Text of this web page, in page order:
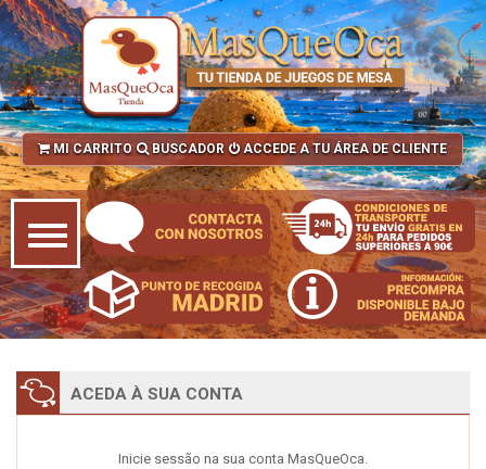
MI CARRITO BUSCADOR ACCEDE A TU ÁREA DE CLIENTE
ACEDA À SUA CONTA
Inicie sessão na sua conta MasQueOca.